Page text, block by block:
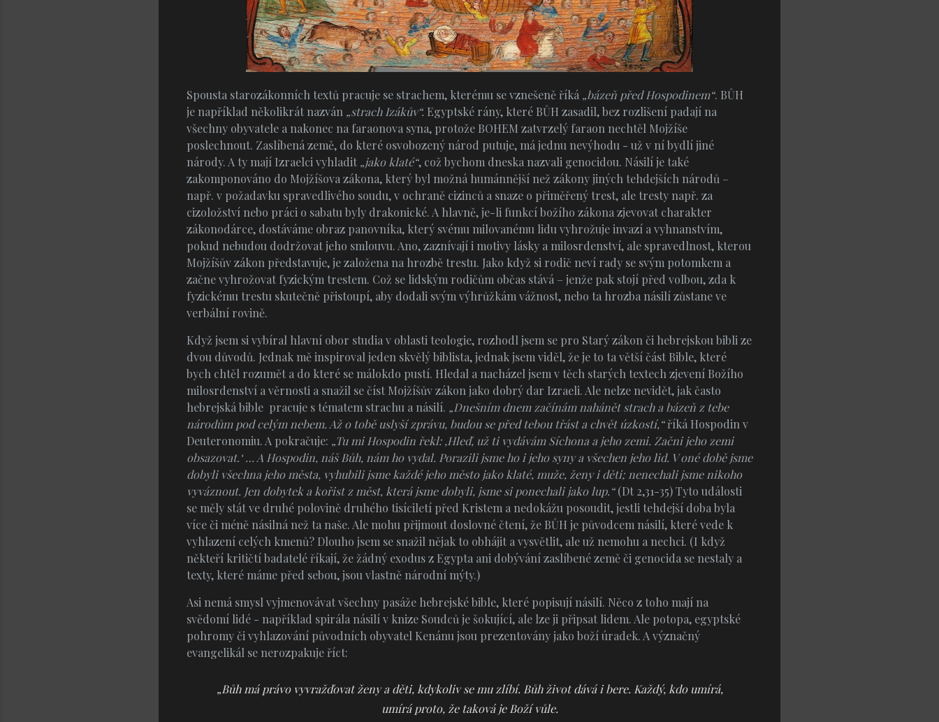
Spousta starozákonních textů pracuje se strachem, kterému se vznešeně říká „bázeň před Hospodinem“. BŮH
je například několikrát nazván „strach Izákův“. Egyptské rány, které BŮH zasadil, bez rozlišení padají na
všechny obyvatele a nakonec na faraonova syna, protože BOHEM zatvrzelý faraon nechtěl Mojžíše
poslechnout. Zaslíbená země, do které osvobozený národ putuje, má jednu nevýhodu - už v ní bydlí jiné
národy. A ty mají Izraelci vyhladit „jako klaté“, což bychom dneska nazvali genocidou. Násilí je také
zakomponováno do Mojžíšova zákona, který byl možná humánnější než zákony jiných tehdejších národů –
např. v požadavku spravedlivého soudu, v ochraně cizinců a snaze o přiměřený trest, ale tresty např. za
cizoložství nebo práci o sabatu byly drakonické. A hlavně, je-li funkcí božího zákona zjevovat charakter
zákonodárce, dostáváme obraz panovníka, který svému milovanému lidu vyhrožuje invazí a vyhnanstvím,
pokud nebudou dodržovat jeho smlouvu. Ano, zaznívají i motivy lásky a milosrdenství, ale spravedlnost, kterou
Mojžíšův zákon představuje, je založena na hrozbě trestu. Jako když si rodič neví rady se svým potomkem a
začne vyhrožovat fyzickým trestem. Což se lidským rodičům občas stává – jenže pak stojí před volbou, zda k
fyzickému trestu skutečně přistoupí, aby dodali svým výhrůžkám vážnost, nebo ta hrozba násilí zůstane ve
verbální rovině.
Když jsem si vybíral hlavní obor studia v oblasti teologie, rozhodl jsem se pro Starý zákon či hebrejskou bibli ze
dvou důvodů. Jednak mě inspiroval jeden skvělý biblista, jednak jsem viděl, že je to ta větší část Bible, které
bych chtěl rozumět a do které se málokdo pustí. Hledal a nacházel jsem v těch starých textech zjevení Božího
milosrdenství a věrnosti a snažil se číst Mojžíšův zákon jako dobrý dar Izraeli. Ale nelze nevidět, jak často
hebrejská bible pracuje s tématem strachu a násilí. „Dnešním dnem začínám nahánět strach a bázeň z tebe
národům pod celým nebem. Až o tobě uslyší zprávu, budou se před tebou třást a chvět úzkostí,“říká Hospodin v
Deuteronomiu. A pokračuje: „Tu mi Hospodin řekl:‚Hleď, už ti vydávám Síchona a jeho zemi. Začni jeho zemi
obsazovat.‘… A Hospodin, náš Bůh, nám ho vydal. Porazili jsme ho i jeho syny a všechen jeho lid. V oné době jsme
dobyli všechna jeho města, vyhubili jsme každé jeho město jako klaté, muže, ženy i děti; nenechali jsme nikoho
vyváznout. Jen dobytek a kořist z měst, která jsme dobyli, jsme si ponechali jako lup.“(Dt 2,31-35) Tyto události
se měly stát ve druhé polovině druhého tisíciletí před Kristem a nedokážu posoudit, jestli tehdejší doba byla
více či méně násilná než ta naše. Ale mohu přijmout doslovné čtení, že BŮH je původcem násilí, které vede k
vyhlazení celých kmenů? Dlouho jsem se snažil nějak to obhájit a vysvětlit, ale už nemohu a nechci. (I když
někteří kritičtí badatelé říkají, že žádný exodus z Egypta ani dobývání zaslíbené země či genocida se nestaly a
texty, které máme před sebou, jsou vlastně národní mýty.)
Asi nemá smysl vyjmenovávat všechny pasáže hebrejské bible, které popisují násilí. Něco z toho mají na
svědomí lidé - například spirála násilí v knize Soudců je šokující, ale lze ji připsat lidem. Ale potopa, egyptské
pohromy či vyhlazování původních obyvatel Kenánu jsou prezentovány jako boží úradek. A význačný
evangelikál se nerozpakuje říct:
„Bůh má právo vyvražďovat ženy a děti, kdykoliv se mu zlíbí. Bůh život dává i bere. Každý, kdo umírá,
umírá proto, že taková je Boží vůle.